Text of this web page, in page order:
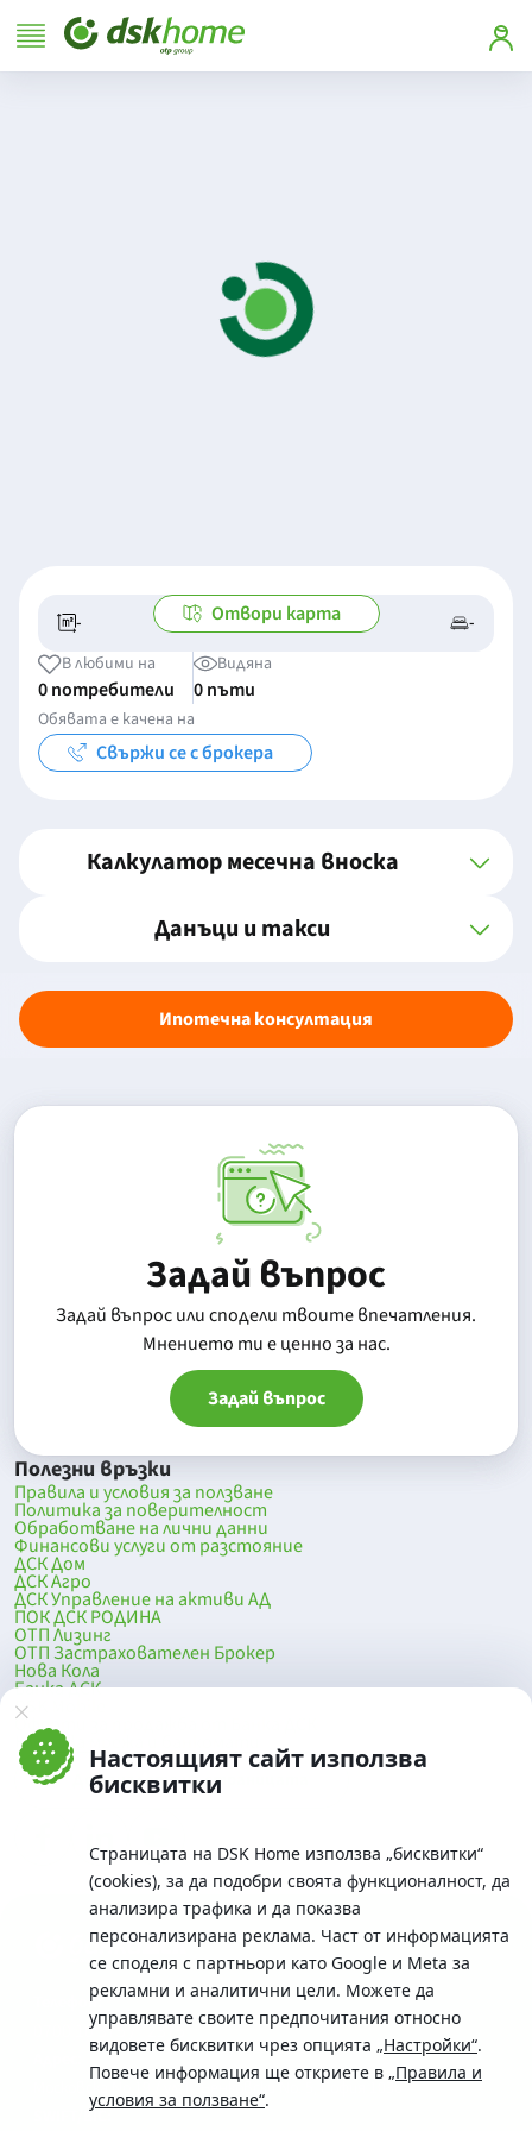
Настоящият сайт използва
бисквитки
Страницата на DSK Home използва „бисквитки“
(cookies), за да подобри своята функционалност, да
анализира трафика и да показва
персонализирана реклама. Част от информацията
се споделя с партньори като Google и Meta за
рекламни и аналитични цели. Можете да
управлявате своите предпочитания относно
видовете бисквитки чрез опцията „Настройки“.
Повече информация ще откриете в „Правила и
условия за ползване“.
- -/- -
Отвори карта
В любими на
0 потребители
Видяна
0 пъти
Обявата е качена на
Свържи се с брокера
Калкулатор месечна вноска
Данъци и такси
Ипотечна консултация
Задай въпрос
Задай въпрос или сподели твоите впечатления.
Mнението ти е ценно за нас.
Задай въпрос
Полезни връзки
Правила и условия за ползване
Политика за поверителност
Обработване на лични данни
Финансови услуги от разстояние
ДСК Дом
ДСК Агро
ДСК Управление на активи АД
ПОК ДСК РОДИНА
ОТП Лизинг
ОТП Застрахователен Брокер
Нова Кола
Банка ДСК
DSK Mobile
Оферти за продажба от Банка ДСК
Клонова мрежа и банкомати
До началото на страницата
Телефон:
0700 10 375 / *2375
Московска No.19 / ул. Г. Бенковски No. 5, София 1036
SWIFT/BIC: